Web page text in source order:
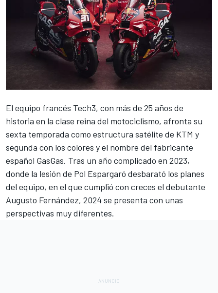
El equipo francés Tech3, con más de 25 años de
historia en la clase reina del motociclismo, afronta su
sexta temporada como estructura satélite de KTM y
segunda con los colores y el nombre del fabricante
español GasGas. Tras un año complicado en 2023,
donde la lesión de Pol Espargaró desbarató los planes
del equipo, en el que cumplió con creces el debutante
Augusto Fernández, 2024 se presenta con unas
perspectivas muy diferentes.